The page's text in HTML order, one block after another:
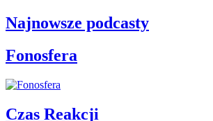
Najnowsze podcasty
Fonosfera
Czas Reakcji